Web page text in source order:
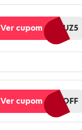
LGMELIUZ5
Ver cupom
LG7OFF
Ver cupom